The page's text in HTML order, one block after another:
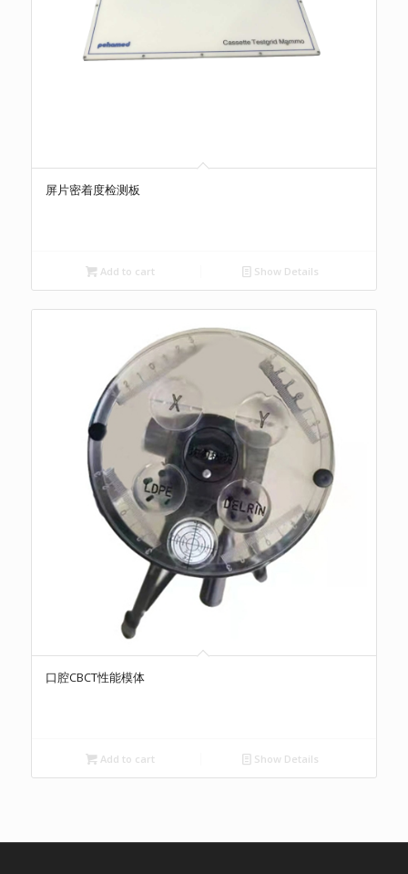
屏片密着度检测板
Add to cart Show Details
口腔CBCT性能模体
Add to cart Show Details